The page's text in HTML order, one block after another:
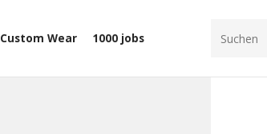
Custom Wear 1000 jobs